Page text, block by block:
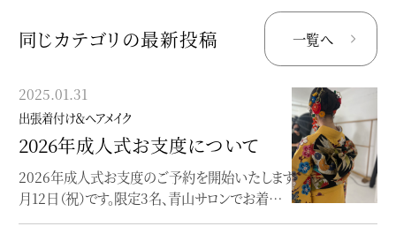
同じカテゴリの最新投稿 一覧へ
2025.01.31
出張着付け＆ヘアメイク
2026年成人式お支度について
2026年成人式お支度のご予約を開始いたします。2026年は、1
月12日（祝）です。限定3名、青山サロンでお着…
2024.08.29
出張着付け＆ヘアメイク
2025.1.13（祝）成人式のお支度
について
来年度の成人式は、初の青山サロンでのお支度を承ります。限定
3名様を予定しております。着付けは、森由香…